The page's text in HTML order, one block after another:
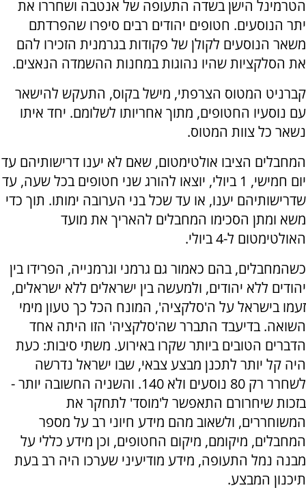
הטרמינל הישן בשדה התעופה של אנטבה ושחררו את
יתר הנוסעים. חטופים יהודים רבים סיפרו שהפרדתם
משאר הנוסעים לקולן של פקודות בגרמנית הזכירו להם
את הסלקציות שהיו נהוגות במחנות ההשמדה הנאצים.
קברניט המטוס הצרפתי, מישל בקוס, התעקש להישאר
עם נוסעיו החטופים, מתוך אחריותו לשלומם. יחד איתו
נשאר כל צוות המטוס.
המחבלים הציבו אולטימטום, שאם לא יענו דרישותיהם עד
יום חמישי, 1 ביולי, יוצאו להורג שני חטופים בכל שעה, עד
שדרישותיהם יענו, או עד שכל בני הערובה ימותו. תוך כדי
משא ומתן הסכימו המחבלים להאריך את מועד
האולטימטום ל-4 ביולי.
כשהמחבלים, בהם כאמור גם גרמני וגרמנייה, הפרידו בין
יהודים ללא יהודים, ולמעשה בין ישראלים ללא ישראלים,
זעמו בישראל על ה'סלקציה', המונח הכל כך טעון מימי
השואה. בדיעבד התברר שה'סלקציה' הזו היתה אחד
הדברים הטובים ביותר שקרו באירוע. משתי סיבות: כעת
היה קל יותר לתכנן מבצע צבאי, שבו ישראל נדרשה
לשחרר רק 80 נוסעים ולא 140. והשניה החשובה יותר -
בזכות שיחרורם התאפשר ל'מוסד' לתחקר את
המשוחררים, ולשאוב מהם מידע חיוני רב על מספר
המחבלים, מיקומם, מיקום החטופים, וכן מידע כללי על
מבנה נמל התעופה, מידע מודיעיני שערכו היה רב בעת
תיכנון המבצע.